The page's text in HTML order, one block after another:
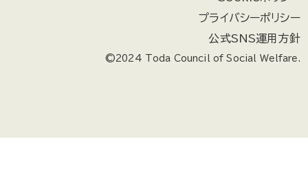
プライバシーポリシー
公式SNS運用方針
©2024 Toda Council of Social Welfare.